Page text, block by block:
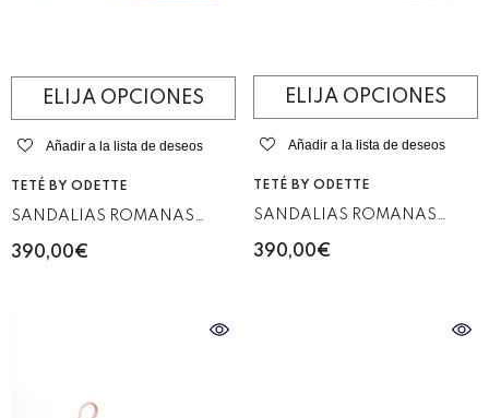
ELIJA OPCIONES
Añadir a la lista de deseos
VENDEDOR:
TETÉ BY ODETTE
SANDALIAS ROMANAS
CAMEL
390,00€
ELIJA OPCIONES
Añadir a la lista de deseos
VENDEDOR:
TETÉ BY ODETTE
SANDALIAS ROMANAS
NEGRO
390,00€